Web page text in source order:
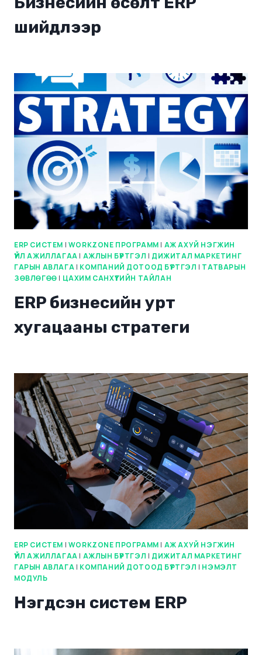
шийдлээр
ERP СИСТЕМ | WORKZONE ПРОГРАММ | АЖ АХУЙ НЭГЖИН
ҮЙЛ АЖИЛЛАГАА | АЖЛЫН БҮРТГЭЛ | ДИЖИТАЛ МАРКЕТИНГ
ГАРЫН АВЛАГА | КОМПАНИЙ ДОТООД БҮРТГЭЛ | ТАТВАРЫН
ЗӨВЛӨГӨӨ | ЦАХИМ САНХҮҮГИЙН ТАЙЛАН
ERP бизнесийн урт
хугацааны стратеги
ERP СИСТЕМ | WORKZONE ПРОГРАММ | АЖ АХУЙ НЭГЖИН
ҮЙЛ АЖИЛЛАГАА | АЖЛЫН БҮРТГЭЛ | ДИЖИТАЛ МАРКЕТИНГ
ГАРЫН АВЛАГА | КОМПАНИЙ ДОТООД БҮРТГЭЛ | НЭМЭЛТ
МОДУЛЬ
Нэгдсэн систем ERP